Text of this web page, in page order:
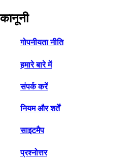
कानूनी
गोपनीयता नीति
हमारे बारे में
संपर्क करें
नियम और शर्तें
साइटमैप
प्रश्नोत्तर